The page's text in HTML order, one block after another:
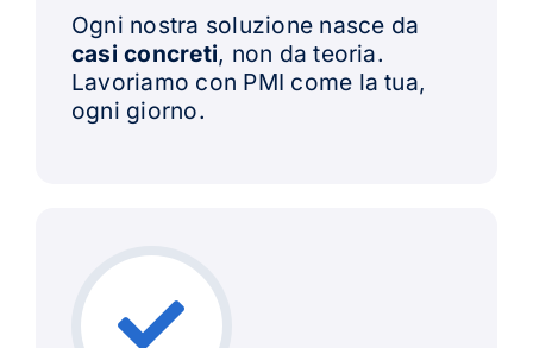
Ogni nostra soluzione nasce da
casi concreti, non da teoria.
Lavoriamo con PMI come la tua,
ogni giorno.